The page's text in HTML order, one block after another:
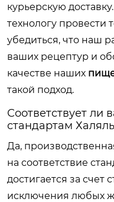
курьерскую
технологу провести
убедиться, что наш
ваших рецептур и
качестве наших
такой подход.
Соответствует ли
стандартам
Да,
на соответствие
достигается за счет
исключения любых